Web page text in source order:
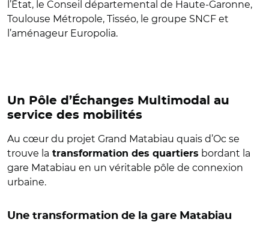
l’État, le Conseil départemental de Haute-Garonne,
Toulouse Métropole, Tisséo, le groupe SNCF et
l’aménageur Europolia.
Un Pôle d’Échanges Multimodal au
service des mobilités
Au cœur du projet Grand Matabiau quais d’Oc se
trouve la transformation des quartiers bordant la
gare Matabiau en un véritable pôle de connexion
urbaine.
Une transformation de la gare Matabiau